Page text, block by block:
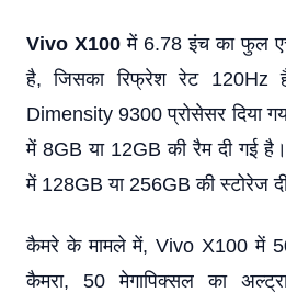
Vivo X100 में 6.78 इंच का फुल
है, जिसका रिफ्रेश रेट 120Hz
Dimensity 9300 प्रोसेसर दिया
में 8GB या 12GB की रैम दी गई
में 128GB या 256GB की स्टोरेज
कैमरे के मामले में, Vivo X100 में 50
कैमरा, 50 मेगापिक्सल का